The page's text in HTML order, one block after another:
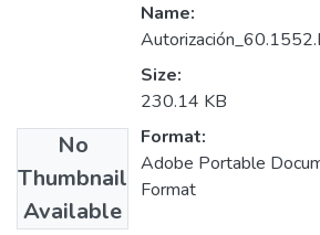
No
Thumbnail
Available
Name:
Size:
230.14 KB
Format:
Adobe Portable
Format